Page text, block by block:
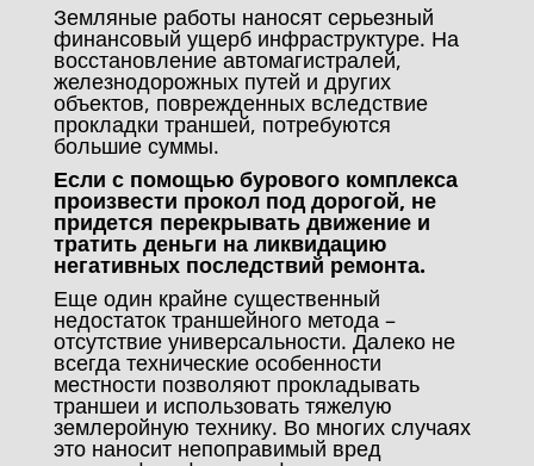
Земляные работы наносят серьезный
финансовый ущерб инфраструктуре. На
восстановление автомагистралей,
железнодорожных путей и других
объектов, поврежденных вследствие
прокладки траншей, потребуются
большие суммы.
Если с помощью бурового комплекса
произвести прокол под дорогой, не
придется перекрывать движение и
тратить деньги на ликвидацию
негативных последствий ремонта.
Еще один крайне существенный
недостаток траншейного метода –
отсутствие универсальности. Далеко не
всегда технические особенности
местности позволяют прокладывать
траншеи и использовать тяжелую
землеройную технику. Во многих случаях
это наносит непоправимый вред